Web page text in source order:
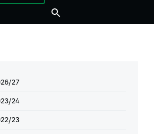
27
24
23